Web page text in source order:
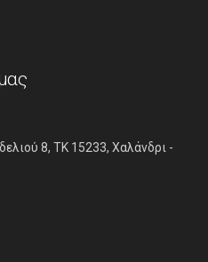
8, ΤΚ 15233, Χαλάνδρι -